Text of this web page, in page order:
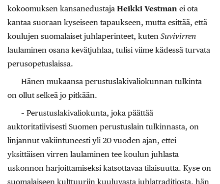
kokoomuksen kansanedustaja Heikki Vestman ei ota
kantaa suoraan kyseiseen tapaukseen, mutta esittää, että
koulujen suomalaiset juhlaperinteet, kuten Suvivirren
laulaminen osana kevätjuhlaa, tulisi viime kädessä turvata
perusopetuslaissa.
Hänen mukaansa perustuslakivaliokunnan tulkinta
on ollut selkeä jo pitkään.
– Perustuslakivaliokunta, joka päättää
auktoritatiivisesti Suomen perustuslain tulkinnasta, on
linjannut vakiintuneesti yli 20 vuoden ajan, ettei
yksittäisen virren laulaminen tee koulun juhlasta
uskonnon harjoittamiseksi katsottavaa tilaisuutta. Kyse on
suomalaiseen kulttuuriin kuuluvasta juhlatraditiosta, hän